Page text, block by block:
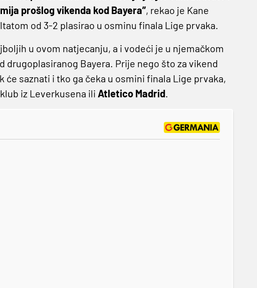
prošlog vikenda kod Bayera”, rekao je Kane
od 3-2 plasirao u osminu finala Lige prvaka.
u ovom natjecanju, a i vodeći je u njemačkom
Bayera. Prije nego što za vikend
saznati i tko ga čeka u osmini finala Lige prvaka,
iz Leverkusena ili Atletico Madrid.